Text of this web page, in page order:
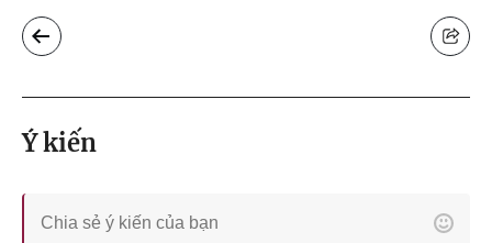
Ý kiến